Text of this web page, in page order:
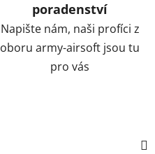
poradenství
Napište nám, naši profíci z
oboru army-airsoft jsou tu
pro vás